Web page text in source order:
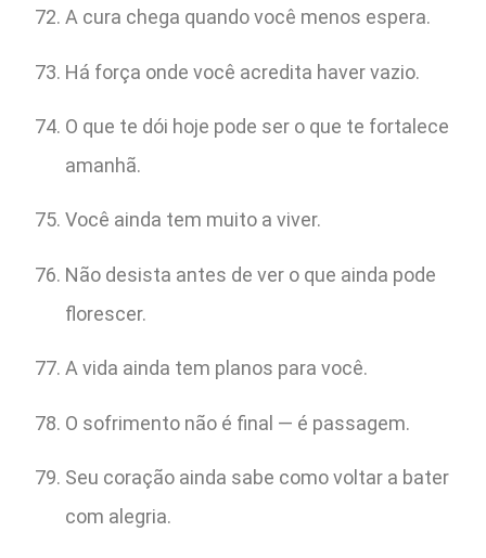
A cura chega quando você menos espera.
Há força onde você acredita haver vazio.
O que te dói hoje pode ser o que te fortalece
amanhã.
Você ainda tem muito a viver.
Não desista antes de ver o que ainda pode
florescer.
A vida ainda tem planos para você.
O sofrimento não é final — é passagem.
Seu coração ainda sabe como voltar a bater
com alegria.